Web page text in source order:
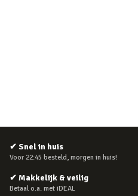
✔ Snel in huis
Voor 22:45 besteld, morgen in huis!
✔ Makkelijk & veilig
Betaal o.a. met iDEAL